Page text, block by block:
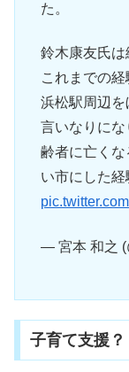
た。
鈴木康友氏は
これまでの経
浜松駅周辺
言いなりに
齢者に亡く
い市にした経
— 宮本 和之
子育て支援？